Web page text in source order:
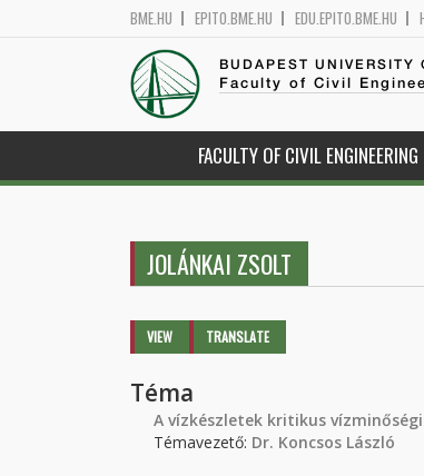
BME.HU EPITO.BME.HU EDU.EPITO.BME.HU
BUDAPEST UNIVERSITY
Faculty of Civil
FACULTY OF CIVIL ENGINEERING
JOLÁNKAI ZSOLT
Primary tabs
VIEW (ACTIVETRANSLATE
Téma
A vízkészletek kritikus
Témavezető: Dr. Koncsos László